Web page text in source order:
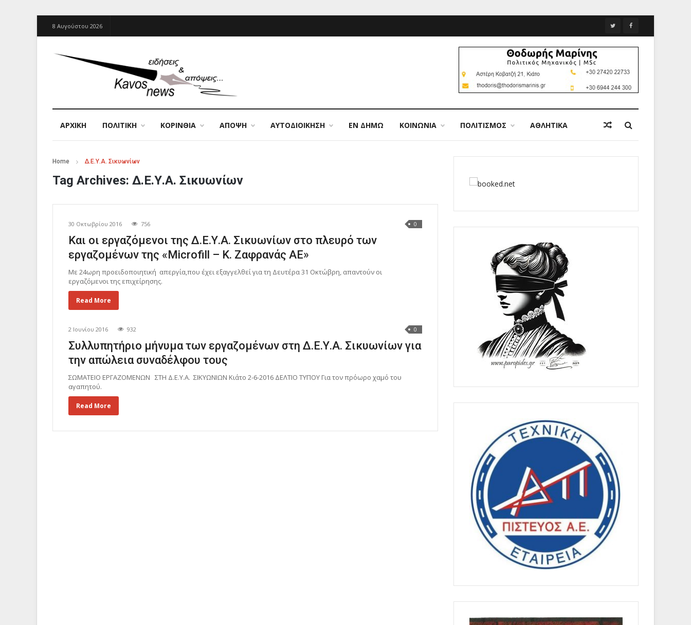
8 Αυγούστου 2026
ΑΡΧΙΚΉ ΠΟΛΙΤΙΚΗ ΚΟΡΙΝΘΙΑ ΑΠΟΨΗ ΑΥΤΟΔΙΟΙΚΗΣΗ ΕΝ ΔΗΜΩ ΚΟΙΝΩΝΙΑ ΠΟΛΙΤΙΣΜΟΣ ΑΘΛΗΤΙΚΑ
Home Δ.Ε.Υ.Α. Σικυωνίων
Tag Archives: Δ.Ε.Υ.Α. Σικυωνίων
30 Οκτωβρίου 2016 756 0
Και οι εργαζόμενοι της Δ.Ε.Υ.Α. Σικυωνίων στο πλευρό των
εργαζομένων της «Microfill – Κ. Ζαφρανάς ΑΕ»
Με 24ωρη προειδοποιητική απεργία,που έχει εξαγγελθεί για τη Δευτέρα 31 Οκτώβρη, απαντούν οι
εργαζόμενοι της επιχείρησης.
Read More
2 Ιουνίου 2016 932 0
Συλλυπητήριο μήνυμα των εργαζομένων στη Δ.Ε.Υ.Α. Σικυωνίων για
την απώλεια συναδέλφου τους
ΣΩΜΑΤΕΙΟ ΕΡΓΑΖΟΜΕΝΩΝ ΣΤΗ Δ.Ε.Υ.Α. ΣΙΚΥΩΝΙΩΝ Κιάτο 2-6-2016 ΔΕΛΤΙΟ ΤΥΠΟΥ Για τον πρόωρο χαμό του
αγαπητού.
Read More